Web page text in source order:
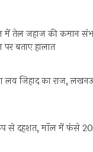
में तेल जहाज की कमान
पर बताए हालात
लव जिहाद का राज,
से दहशत, मॉल में फंसे 20